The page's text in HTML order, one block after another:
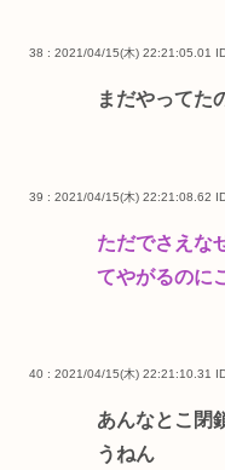
38 : 2021/04/15(木) 22:21:05.01
まだやってた
39 : 2021/04/15(木) 22:21:08.62
ただでさえな
てやがるのに
40 : 2021/04/15(木) 22:21:10.31
あんなとこ閉
うねん